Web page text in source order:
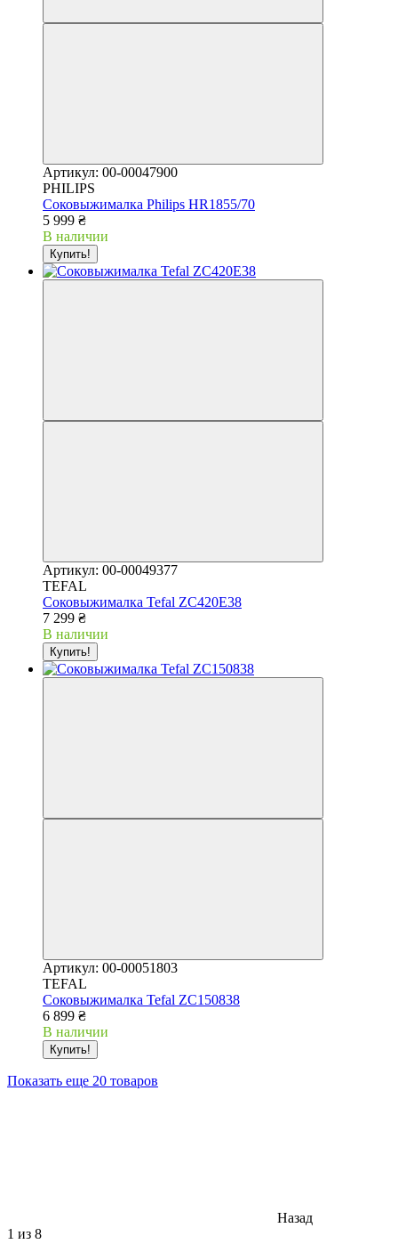
Артикул: 00-00047900
PHILIPS
Соковыжималка Philips HR1855/70
5 999 ₴
В наличии
Купить!
Артикул: 00-00049377
TEFAL
Соковыжималка Tefal ZC420E38
7 299 ₴
В наличии
Купить!
Артикул: 00-00051803
TEFAL
Соковыжималка Tefal ZC150838
6 899 ₴
В наличии
Купить!
Показать еще 20 товаров
Назад
1 из 8